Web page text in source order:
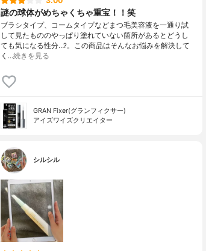
謎の球体がめちゃくちゃ重宝！！笑
ブラシタイプ、コームタイプなどまつ毛美容液を一通り試
して見たもののやっぱり塗れていない箇所があるとどうし
ても気になる性分…?。この商品はそんなお悩みを解決して
く…続きを見る
GRAN Fixer(グランフィクサー)
アイズワイズクリエイター
シルシル